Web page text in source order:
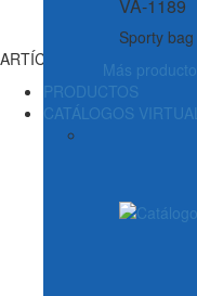
VA-1189
Sporty
Más
PRODUCTOS
CATÁLOGOS
ARTÍCULOS DE ESCRITURA